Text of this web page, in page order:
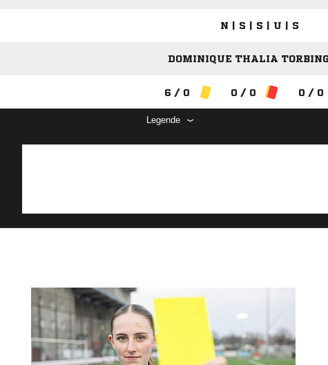
N | S | S | U | S
DOMINIQUE THALIA
6 / 0 0 / 0 0 / 0
Legende